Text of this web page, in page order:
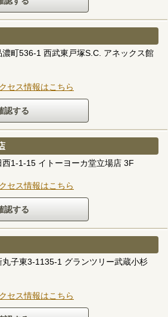
町536-1 西武東戸塚S.C. アネックス館
セス情報はこちら
1-1-15 イトーヨーカ堂立場店 3F
セス情報はこちら
子東3-1135-1 グランツリー武蔵小杉
セス情報はこちら